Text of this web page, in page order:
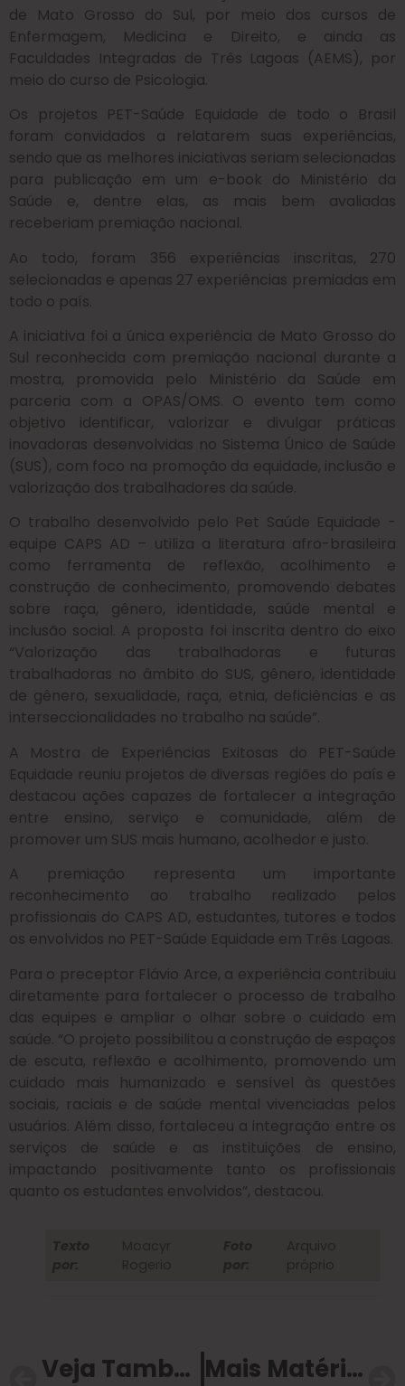
de Mato Grosso do Sul, por meio dos cursos de
Enfermagem, Medicina e Direito, e ainda as
Faculdades Integradas de Três Lagoas (AEMS), por
meio do curso de Psicologia.
Os projetos PET-Saúde Equidade de todo o Brasil
foram convidados a relatarem suas experiências,
sendo que as melhores iniciativas seriam selecionadas
para publicação em um e-book do Ministério da
Saúde e, dentre elas, as mais bem avaliadas
receberiam premiação nacional.
Ao todo, foram 356 experiências inscritas, 270
selecionadas e apenas 27 experiências premiadas em
todo o país.
A iniciativa foi a única experiência de Mato Grosso do
Sul reconhecida com premiação nacional durante a
mostra, promovida pelo Ministério da Saúde em
parceria com a OPAS/OMS. O evento tem como
objetivo identificar, valorizar e divulgar práticas
inovadoras desenvolvidas no Sistema Único de Saúde
(SUS), com foco na promoção da equidade, inclusão e
valorização dos trabalhadores da saúde.
O trabalho desenvolvido pelo Pet Saúde Equidade -
equipe CAPS AD – utiliza a literatura afro-brasileira
como ferramenta de reflexão, acolhimento e
construção de conhecimento, promovendo debates
sobre raça, gênero, identidade, saúde mental e
inclusão social. A proposta foi inscrita dentro do eixo
“Valorização das trabalhadoras e futuras
trabalhadoras no âmbito do SUS, gênero, identidade
de gênero, sexualidade, raça, etnia, deficiências e as
interseccionalidades no trabalho na saúde”.
A Mostra de Experiências Exitosas do PET-Saúde
Equidade reuniu projetos de diversas regiões do país e
destacou ações capazes de fortalecer a integração
entre ensino, serviço e comunidade, além de
promover um SUS mais humano, acolhedor e justo.
A premiação representa um importante
reconhecimento ao trabalho realizado pelos
profissionais do CAPS AD, estudantes, tutores e todos
os envolvidos no PET-Saúde Equidade em Três Lagoas.
Para o preceptor Flávio Arce, a experiência contribuiu
diretamente para fortalecer o processo de trabalho
das equipes e ampliar o olhar sobre o cuidado em
saúde. “O projeto possibilitou a construção de espaços
de escuta, reflexão e acolhimento, promovendo um
cuidado mais humanizado e sensível às questões
sociais, raciais e de saúde mental vivenciadas pelos
usuários. Além disso, fortaleceu a integração entre os
serviços de saúde e as instituições de ensino,
impactando positivamente tanto os profissionais
quanto os estudantes envolvidos”, destacou.
Veja Também Mais Matérias